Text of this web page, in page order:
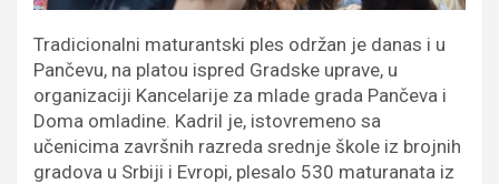
Tradicionalni maturantski ples održan je danas i u
Pančevu, na platou ispred Gradske uprave, u
organizaciji Kancelarije za mlade grada Pančeva i
Doma omladine. Kadril je, istovremeno sa
učenicima završnih razreda srednje škole iz brojnih
gradova u Srbiji i Evropi, plesalo 530 maturanata iz